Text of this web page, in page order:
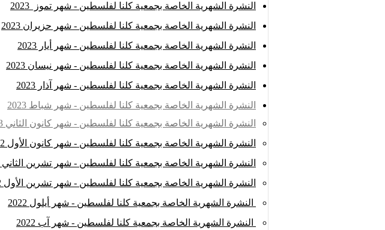
النشرة الشهرية الخاصة بجمعية كلنا لفلسطين - شهر تموز 2023
النشرة الشهرية الخاصة بجمعية كلنا لفلسطين - شهر حزيران 2023
النشرة الشهرية الخاصة بجمعية كلنا لفلسطين - شهر أيار 2023
النشرة الشهرية الخاصة بجمعية كلنا لفلسطين - شهر نيسان 2023
النشرة الشهرية الخاصة بجمعية كلنا لفلسطين - شهر آذار 2023
النشرة الشهرية الخاصة بجمعية كلنا لفلسطين - شهر شباط 2023
النشرة الشهرية الخاصة بجمعية كلنا لفلسطين - شهر كانون الثاني 2023
النشرة الشهرية الخاصة بجمعية كلنا لفلسطين - شهر كانون الأول 2022
النشرة الشهرية الخاصة بجمعية كلنا لفلسطين - شهر تشرين الثاني 2022
النشرة الشهرية الخاصة بجمعية كلنا لفلسطين - شهر تشرين الأول 2022
النشرة الشهرية الخاصة بجمعية كلنا لفلسطين - شهر أيلول 2022
النشرة الشهرية الخاصة بجمعية كلنا لفلسطين - شهر آب 2022